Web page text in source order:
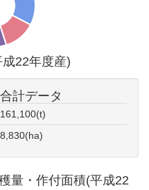
22年度産)
計データ
161,100(t)
8,830(ha)
量・作付面積(平成22